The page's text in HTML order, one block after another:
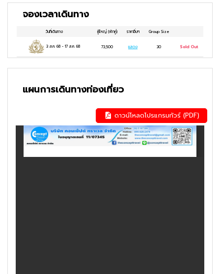
จองเวลาเดินทาง
วันที่เดินทาง ผู้ใหญ่ (พักคู่) ราคาอื่นๆ Group Size
3 ส.ค. 68 -17 ส.ค. 68 73,500 แสดง 30 Sold Out
แผนการเดินทางท่องเที่ยว
ดาวน์โหลดโปรแกรมทัวร์ (PDF)